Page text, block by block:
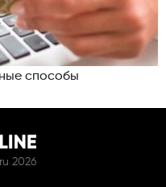
способы
2026